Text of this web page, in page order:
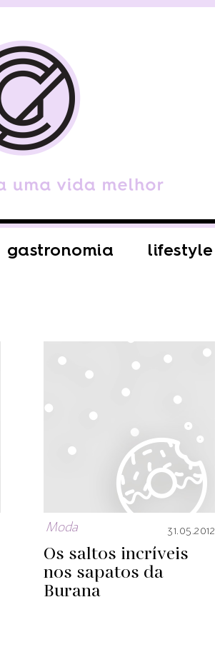
gastronomia lifestyle
Moda 31.05.2012
Os saltos incríveis
nos sapatos da
Burana